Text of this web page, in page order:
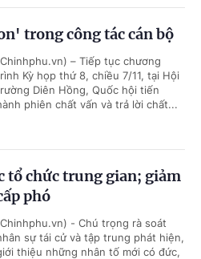
trong công tác cán bộ
– Tiếp tục chương
Kỳ họp thứ 8, chiều 7/11, tại Hội
Diên Hồng, Quốc hội tiến
phiên chất vấn và trả lời chất...
tổ chức trung gian; giảm
phó
- Chú trọng rà soát
sự tái cử và tập trung phát hiện,
thiệu những nhân tố mới có đức,